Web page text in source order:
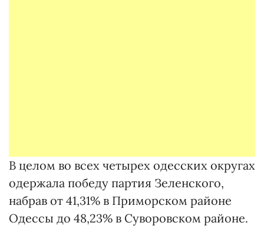
В целом во всех четырех одесских округах
одержала победу партия Зеленского,
набрав от 41,31% в Приморском районе
Одессы до 48,23% в Суворовском районе.